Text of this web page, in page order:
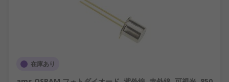
在庫あり